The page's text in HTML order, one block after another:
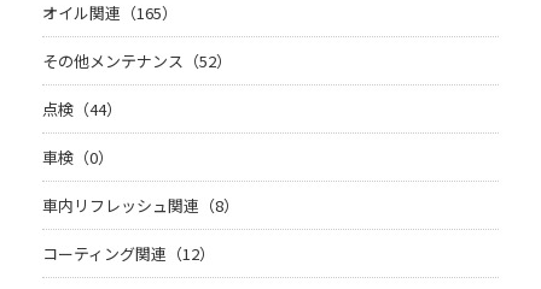
オイル関連（165）
その他メンテナンス（52）
点検（44）
車検（0）
車内リフレッシュ関連（8）
コーティング関連（12）